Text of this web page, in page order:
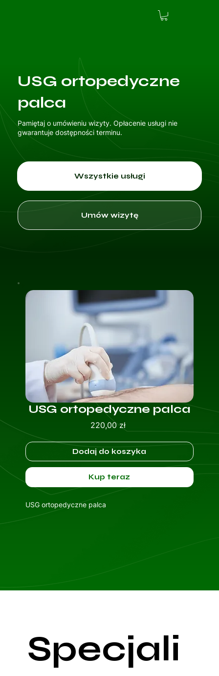
USG ortopedyczne
palca
Pamiętaj o umówieniu wizyty. Opłacenie usługi nie
gwarantuje dostępności terminu.
Wszystkie usługi
Umów wizytę
USG ortopedyczne palca
220,00 złCena
Dodaj do koszyka
Kup teraz
USG ortopedyczne palca
Specjali